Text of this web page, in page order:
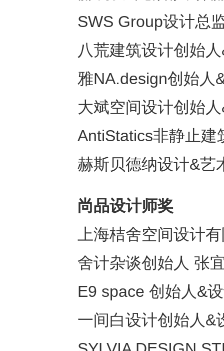
SWS Group设计总
八荒建筑设计创始
雅NA.design创始人
大斌空间设计创始
AntiStatics非静止建
赫斯贝德纳设计&艺
尚品设计师奖
上海桔舍空间设计
舍计杂谈创始人 张
E9 space 创始人&
一间白设计创始人&